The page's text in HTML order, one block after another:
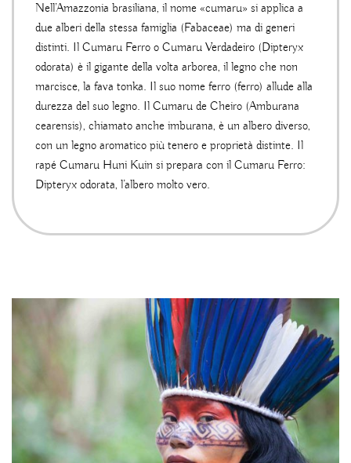
Nell’Amazzonia brasiliana, il nome «cumaru» si applica a
due alberi della stessa famiglia (Fabaceae) ma di generi
distinti. Il Cumaru Ferro o Cumaru Verdadeiro (Dipteryx
odorata) è il gigante della volta arborea, il legno che non
marcisce, la fava tonka. Il suo nome ferro (ferro) allude alla
durezza del suo legno. Il Cumaru de Cheiro (Amburana
cearensis), chiamato anche imburana, è un albero diverso,
con un legno aromatico più tenero e proprietà distinte. Il
rapé Cumaru Huni Kuin si prepara con il Cumaru Ferro:
Dipteryx odorata, l’albero molto vero.